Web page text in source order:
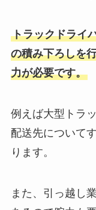
トラックドライ
の積み下ろしを
力が必要です。
例えば大型トラ
配送先について
ります。
また、引っ越し